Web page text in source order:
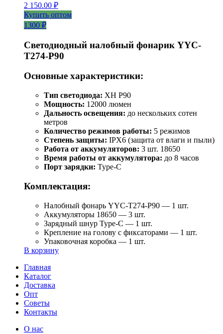
2 150.00 ₽
Купить оптом
1300 ₽
Светодиодный налобный фонарик YYC-
T274-P90
Основные характеристики:
Тип светодиода: XH P90
Мощность: 12000 люмен
Дальность освещения: до нескольких сотен
метров
Количество режимов работы: 5 режимов
Степень защиты: IPX6 (защита от влаги и пыли)
Работа от аккумуляторов: 3 шт. 18650
Время работы от аккумулятора: до 8 часов
Порт зарядки: Type-C
Комплектация:
Налобный фонарь YYC-T274-P90 — 1 шт.
Аккумуляторы 18650 — 3 шт.
Зарядный шнур Type-C — 1 шт.
Крепление на голову с фиксаторами — 1 шт.
Упаковочная коробка — 1 шт.
В корзину
Главная
Каталог
Доставка
Опт
Советы
Контакты
О нас